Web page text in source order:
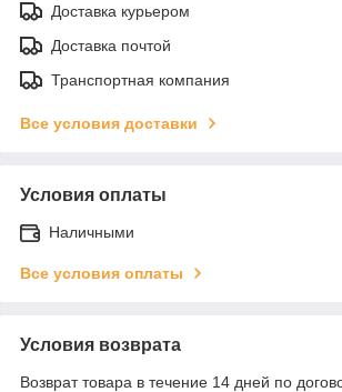
Доставка курьером
Доставка почтой
Транспортная компания
Все условия доставки
Условия оплаты
Наличными
Все условия оплаты
Условия возврата
Возврат товара в течение 14 дней по